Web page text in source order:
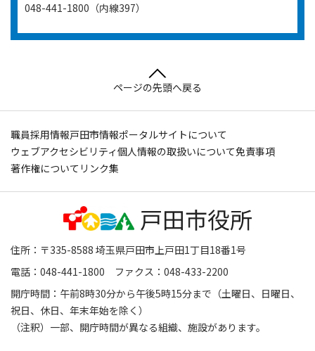
048-441-1800（内線397）
ページの先頭へ戻る
職員採用情報戸田市情報ポータルサイトについて
ウェブアクセシビリティ個人情報の取扱いについて免責事項
著作権について リンク集
住所：〒335-8588 埼玉県戸田市上戸田1丁目18番1号
電話：048-441-1800 ファクス：048-433-2200
開庁時間：午前8時30分から午後5時15分まで（土曜日、日曜日、
祝日、休日、年末年始を除く）
（注釈）一部、開庁時間が異なる組織、施設があります。